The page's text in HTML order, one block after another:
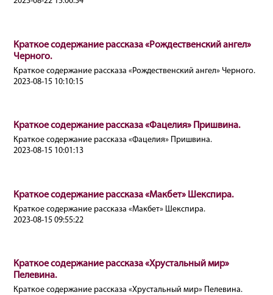
Краткое содержание рассказа «Рождественский ангел»
Черного.
Краткое содержание рассказа «Рождественский ангел» Черного.
2023-08-15 10:10:15
Краткое содержание рассказа «Фацелия» Пришвина.
Краткое содержание рассказа «Фацелия» Пришвина.
2023-08-15 10:01:13
Краткое содержание рассказа «Макбет» Шекспира.
Краткое содержание рассказа «Макбет» Шекспира.
2023-08-15 09:55:22
Краткое содержание рассказа «Хрустальный мир»
Пелевина.
Краткое содержание рассказа «Хрустальный мир» Пелевина.